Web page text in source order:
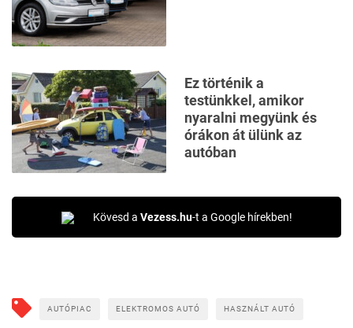
Ez történik a
testünkkel, amikor
nyaralni megyünk és
órákon át ülünk az
autóban
Kövesd a Vezess.hu-t a Google hírekben!
AUTÓPIAC ELEKTROMOS AUTÓ HASZNÁLT AUTÓ